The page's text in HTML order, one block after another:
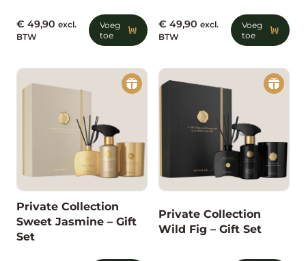
Voeg
toe
€ 49,90 excl.
BTW
Voeg
toe
€ 49,90 excl.
BTW
Private Collection
Sweet Jasmine – Gift
Set
Private Collection
Wild Fig – Gift Set